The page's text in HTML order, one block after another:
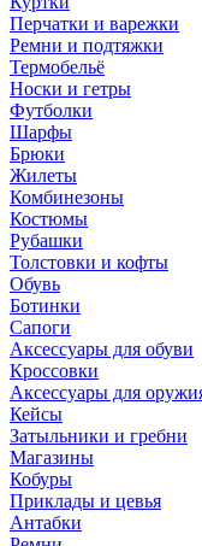
Перчатки и варежки
Ремни и подтяжки
Термобельё
Носки и гетры
Футболки
Шарфы
Брюки
Жилеты
Комбинезоны
Костюмы
Рубашки
Толстовки и кофты
Обувь
Ботинки
Сапоги
Аксессуары для обуви
Кроссовки
Аксессуары для
Кейсы
Затыльники и гребни
Магазины
Кобуры
Приклады и цевья
Антабки